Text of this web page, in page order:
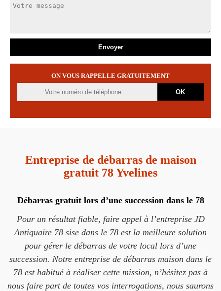
ON VOUS RAPPELLE GRATUITEMENT
Entreprise de débarras de maison
gratuit 78 Yvelines
Débarras gratuit lors d’une succession dans le 78
Pour un résultat fiable, faire appel à l’entreprise JD
Antiquaire 78 sise dans le 78 est la meilleure solution
pour gérer le débarras de votre local lors d’une
succession. Notre entreprise de débarras maison dans le
78 est habitué à réaliser cette mission, n’hésitez pas à
nous faire part de toutes vos interrogations, nous saurons